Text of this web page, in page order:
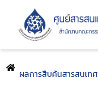
ผลการสืบค้นสารสนเทศ